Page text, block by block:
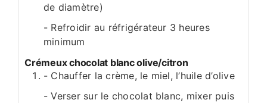
de diamètre)
- Refroidir au réfrigérateur 3 heures
minimum
Crémeux chocolat blanc olive/citron
- Chauffer la crème, le miel, l’huile d’olive
- Verser sur le chocolat blanc, mixer puis